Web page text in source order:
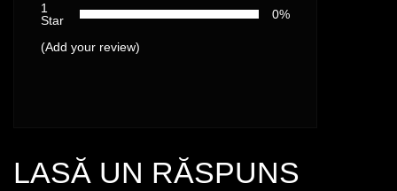
1
Star
0%
(Add your review)
LASĂ UN RĂSPUNS